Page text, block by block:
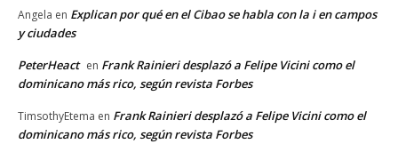
Angela en Explican por qué en el Cibao se habla con la i en campos
y ciudades
PeterHeact en Frank Rainieri desplazó a Felipe Vicini como el
dominicano más rico, según revista Forbes
TimsothyEtema en Frank Rainieri desplazó a Felipe Vicini como el
dominicano más rico, según revista Forbes